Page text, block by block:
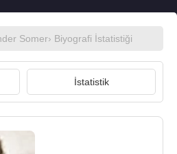
Somer› Biyografi İstatistiği
İstatistik